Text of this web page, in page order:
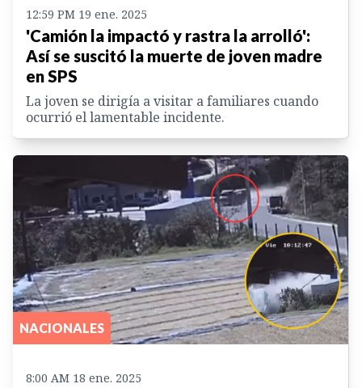
12:59 PM 19 ene. 2025
'Camión la impactó y rastra la arrolló':
Así se suscitó la muerte de joven madre
en SPS
La joven se dirigía a visitar a familiares cuando
ocurrió el lamentable incidente.
NACIONALES
8:00 AM 18 ene. 2025